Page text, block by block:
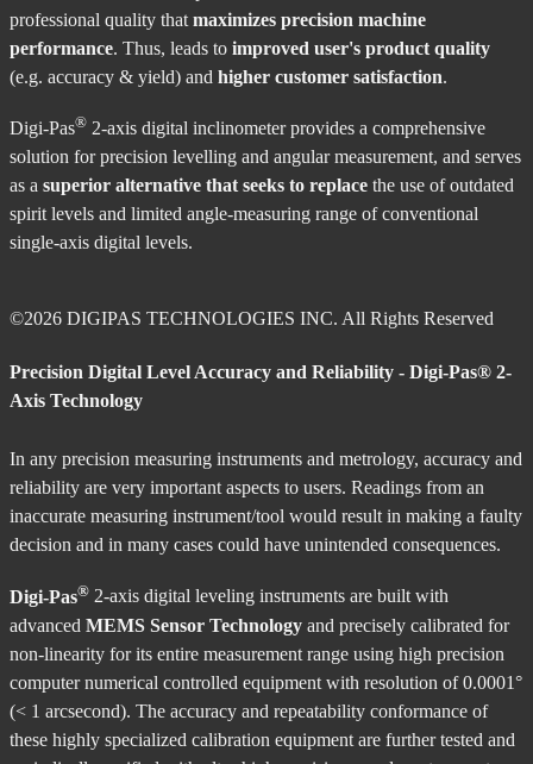
professional quality that maximizes precision machine
performance. Thus, leads to improved user's product quality
(e.g. accuracy & yield) and higher customer satisfaction.
Digi-Pas® 2-axis digital inclinometer provides a comprehensive
solution for precision levelling and angular measurement, and serves
as a superior alternative that seeks to replace the use of outdated
spirit levels and limited angle-measuring range of conventional
single-axis digital levels.
©2026 DIGIPAS TECHNOLOGIES INC. All Rights Reserved
Precision Digital Level Accuracy and Reliability - Digi-Pas® 2-
Axis Technology
In any precision measuring instruments and metrology, accuracy and
reliability are very important aspects to users. Readings from an
inaccurate measuring instrument/tool would result in making a faulty
decision and in many cases could have unintended consequences.
Digi-Pas® 2-axis digital leveling instruments are built with
advanced MEMS Sensor Technology and precisely calibrated for
non-linearity for its entire measurement range using high precision
computer numerical controlled equipment with resolution of 0.0001°
(< 1 arcsecond). The accuracy and repeatability conformance of
these highly specialized calibration equipment are further tested and